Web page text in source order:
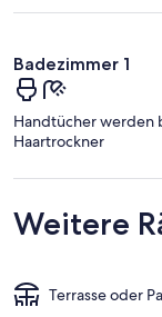
Badezimmer 1
Handtücher werden
Haartrockner
Weitere
Terrasse oder